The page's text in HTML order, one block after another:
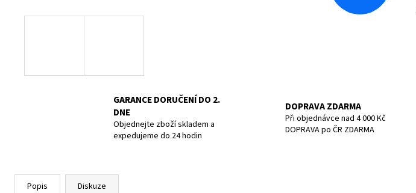
GARANCE DORUČENÍ DO 2.
DNE
Objednejte zboží skladem a
expedujeme do 24 hodin
DOPRAVA ZDARMA
Při objednávce nad 4 000 Kč
DOPRAVA po ČR ZDARMA
Popis Diskuze